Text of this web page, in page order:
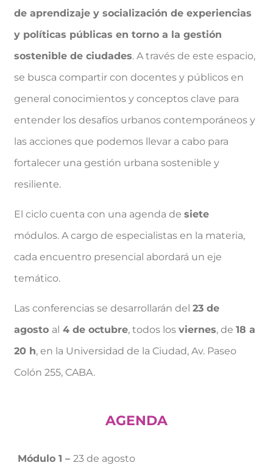
de aprendizaje y socialización de experiencias
y políticas públicas en torno a la gestión
sostenible de ciudades. A través de este espacio,
se busca compartir con docentes y públicos en
general conocimientos y conceptos clave para
entender los desafíos urbanos contemporáneos y
las acciones que podemos llevar a cabo para
fortalecer una gestión urbana sostenible y
resiliente.
El ciclo cuenta con una agenda de siete
módulos. A cargo de especialistas en la materia,
cada encuentro presencial abordará un eje
temático.
Las conferencias se desarrollarán del 23 de
agosto al 4 de octubre, todos los viernes, de 18 a
20 h, en la Universidad de la Ciudad, Av. Paseo
Colón 255, CABA.
AGENDA
Módulo 1 – 23 de agosto